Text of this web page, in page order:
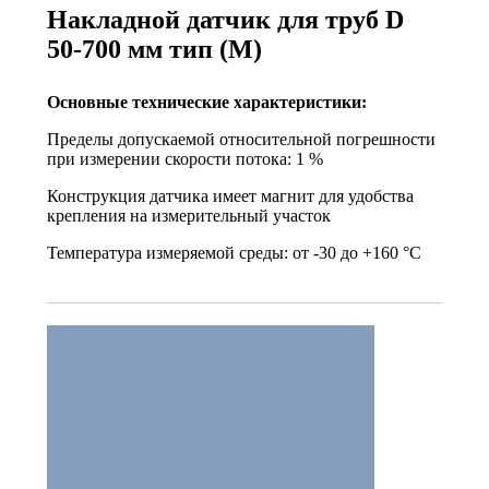
Накладной датчик для труб D
50-700 мм тип (М)
Основные технические характеристики:
Пределы допускаемой относительной погрешности
при измерении скорости потока: 1 %
Конструкция датчика имеет магнит для удобства
крепления на измерительный участок
Температура измеряемой среды: от -30 до +160 °С